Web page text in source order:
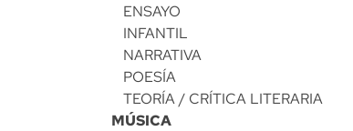
ENSAYO
INFANTIL
NARRATIVA
POESÍA
TEORÍA / CRÍTICA LITERARIA
MÚSICA